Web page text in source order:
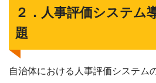
２．人事評価システム
題
自治体における人事評価システム